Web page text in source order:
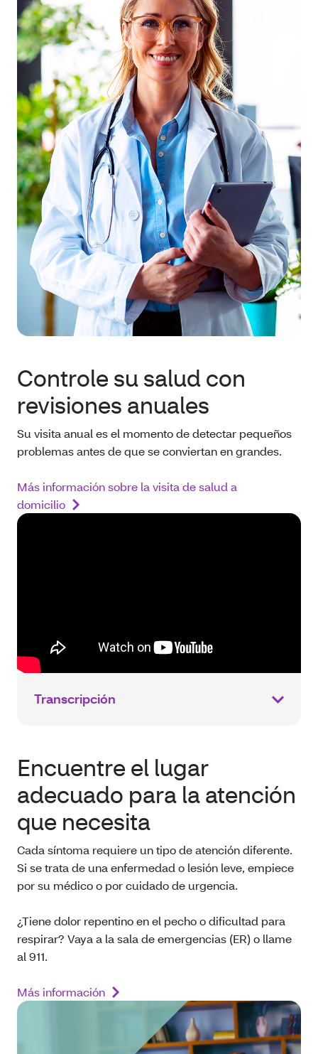
Controle su salud con
revisiones anuales
Su visita anual es el momento de detectar pequeños
problemas antes de que se conviertan en grandes.
Más información sobre la visita de salud a
domicilio
Transcripción
Encuentre el lugar
adecuado para la atención
que necesita
Cada síntoma requiere un tipo de atención diferente.
Si se trata de una enfermedad o lesión leve, empiece
por su médico o por cuidado de urgencia.
¿Tiene dolor repentino en el pecho o dificultad para
respirar? Vaya a la sala de emergencias (ER) o llame
al 911.
Más información